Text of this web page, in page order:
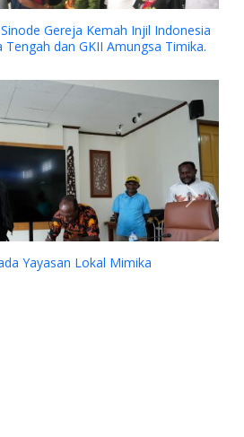
Gereja Kemah Injil Indonesia
dan GKII Amungsa Timika.
Lokal Mimika
Next